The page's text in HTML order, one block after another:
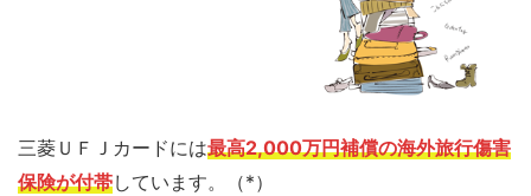
三菱ＵＦＪカードには最高2,000万円補償の海外旅行傷害
保険が付帯しています。（*）